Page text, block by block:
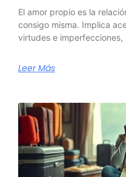
El amor propio es la
consigo misma. Implica
virtudes e imperfecciones,
Leer Más